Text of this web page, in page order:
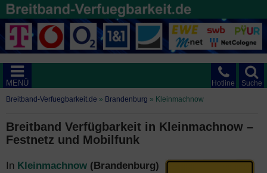
Suche
Hotline
MENÜ
Breitband-Verfuegbarkeit.de » Brandenburg » Kleinmachnow
Breitband Verfügbarkeit in Kleinmachnow –
Festnetz und Mobilfunk
In Kleinmachnow (Brandenburg)